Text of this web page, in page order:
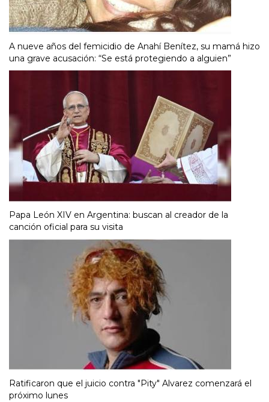
A nueve años del femicidio de Anahí Benítez, su mamá hizo
una grave acusación: “Se está protegiendo a alguien”
Papa León XIV en Argentina: buscan al creador de la
canción oficial para su visita
Ratificaron que el juicio contra "Pity" Alvarez comenzará el
próximo lunes